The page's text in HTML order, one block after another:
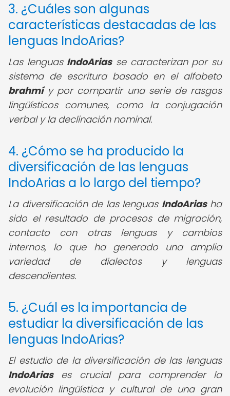
3. ¿Cuáles son algunas
características destacadas de las
lenguas IndoArias?
Las lenguas IndoAriasse caracterizan por su
sistema de escritura basado en el alfabeto
brahmíy por compartir una serie de rasgos
lingüísticos comunes, como la conjugación
verbal y la declinación nominal.
4. ¿Cómo se ha producido la
diversificación de las lenguas
IndoArias a lo largo del tiempo?
La diversificación de las lenguas IndoAriasha
sido el resultado de procesos de migración,
contacto con otras lenguas y cambios
internos, lo que ha generado una amplia
variedad de dialectos y lenguas
descendientes.
5. ¿Cuál es la importancia de
estudiar la diversificación de las
lenguas IndoArias?
El estudio de la diversificación de las lenguas
IndoAriases crucial para comprender la
evolución lingüística y cultural de una gran